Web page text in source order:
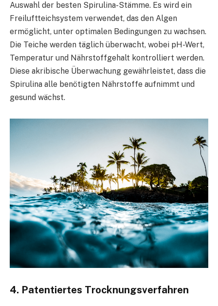
Auswahl der besten Spirulina-Stämme. Es wird ein
Freiluftteichsystem verwendet, das den Algen
ermöglicht, unter optimalen Bedingungen zu wachsen.
Die Teiche werden täglich überwacht, wobei pH-Wert,
Temperatur und Nährstoffgehalt kontrolliert werden.
Diese akribische Überwachung gewährleistet, dass die
Spirulina alle benötigten Nährstoffe aufnimmt und
gesund wächst.
4. Patentiertes Trocknungsverfahren